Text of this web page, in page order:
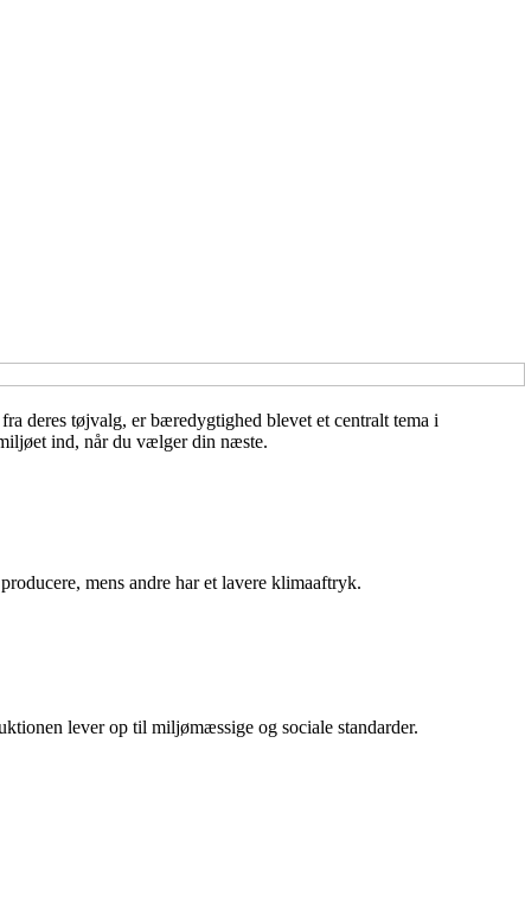
deres tøjvalg, er bæredygtighed blevet et centralt tema i
ind, når du vælger din næste.
mens andre har et lavere klimaaftryk.
lever op til miljømæssige og sociale standarder.